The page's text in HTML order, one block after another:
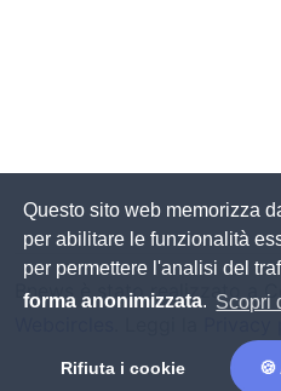
Questo sito web memorizza
per abilitare le funzionalità
per permettere l'analisi del
forma anonimizzata. Scopri
Rifiuta i cookie
Bnews è stato realizzato a